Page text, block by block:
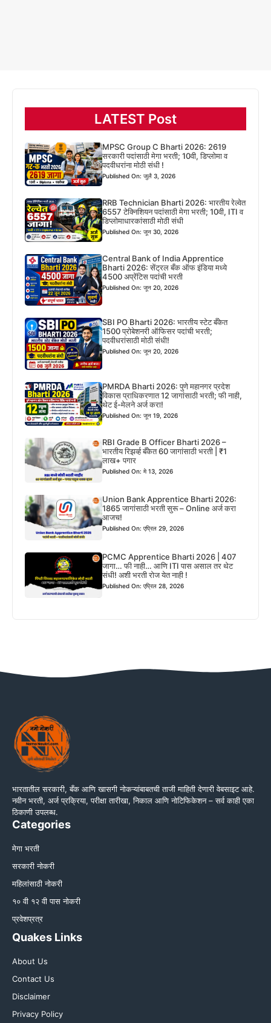
LATEST Post
MPSC Group C Bharti 2026: 2619
सरकारी पदांसाठी मेगा भरती; 10वी, डिप्लोमा व
पदवीधरांना मोठी संधी !
Published On: जुलै 3, 2026
RRB Technician Bharti 2026: भारतीय रेल्वेत
6557 टेक्निशियन पदांसाठी मेगा भरती; 10वी, ITI व
डिप्लोमाधारकांसाठी मोठी संधी
Published On: जून 30, 2026
Central Bank of India Apprentice
Bharti 2026: सेंट्रल बँक ऑफ इंडिया मध्ये
4500 अप्रेंटिस पदांची भरती
Published On: जून 20, 2026
SBI PO Bharti 2026: भारतीय स्टेट बँकेत
1500 प्रोबेशनरी ऑफिसर पदांची भरती;
पदवीधरांसाठी मोठी संधी!
Published On: जून 20, 2026
PMRDA Bharti 2026: पुणे महानगर प्रदेश
विकास प्राधिकरणात 12 जागांसाठी भरती; फी नाही,
थेट ई-मेलने अर्ज करा!
Published On: जून 19, 2026
RBI Grade B Officer Bharti 2026 –
भारतीय रिझर्व्ह बँकेत 60 जागांसाठी भरती | ₹1
लाख+ पगार
Published On: मे 13, 2026
Union Bank Apprentice Bharti 2026:
1865 जागांसाठी भरती सुरू – Online अर्ज करा
आजच!
Published On: एप्रिल 29, 2026
PCMC Apprentice Bharti 2026 | 407
जागा… फी नाही… आणि ITI पास असाल तर थेट
संधी! अशी भरती रोज येत नाही !
Published On: एप्रिल 28, 2026
भारतातील सरकारी, बँक आणि खासगी नोकऱ्यांबाबतची ताजी माहिती देणारी वेबसाइट आहे.
नवीन भरती, अर्ज प्रक्रिया, परीक्षा तारीखा, निकाल आणि नोटिफिकेशन – सर्व काही एका
ठिकाणी उपलब्ध.
Categories
मेगा भरती
सरकारी नोकरी
महिलांसाठी नोकरी
१० वी १२ वी पास नोकरी
प्रवेशप्रत्र
Quakes Links
About Us
Contact Us
Disclaimer
Privacy Policy